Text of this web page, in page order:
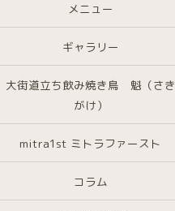
メニュー
ギャラリー
大街道立ち飲み焼き鳥 魁（さき
がけ）
mitra1st ミトラファースト
コラム